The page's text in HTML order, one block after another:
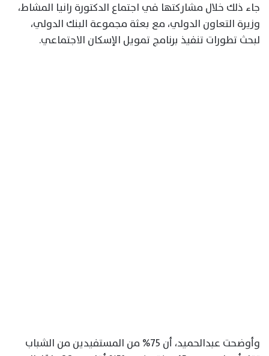
جاء ذلك خلال مشاركتها في اجتماع الدكتورة رانيا المشاط،
وزيرة التعاون الدولي، مع بعثة مجموعة البنك الدولي،
لبحث تطورات تنفيذ برنامج تمويل الإسكان الاجتماعي.
وأوضحت عبدالحميد، أن 75% من المستفيدين من الشباب